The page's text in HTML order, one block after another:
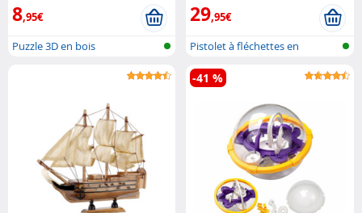
8,95€
Puzzle 3D en bois
29,95€
Pistolet à fléchettes en
mousse
-41 %